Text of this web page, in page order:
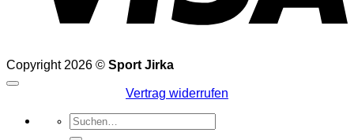
Copyright 2026 © Sport Jirka
Vertrag widerrufen
Suchen
nach: